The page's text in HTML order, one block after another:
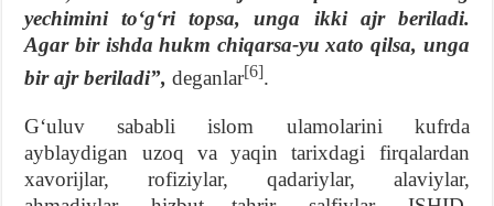
yechimini toʻgʻri topsa, unga ikki ajr beriladi.
Agar bir ishda hukm chiqarsa-yu xato qilsa, unga
bir ajr beriladi”, deganlar[6].
Gʻuluv sababli islom ulamolarini kufrda
ayblaydigan uzoq va yaqin tarixdagi firqalardan
xavorijlar, rofiziylar, qadariylar, alaviylar,